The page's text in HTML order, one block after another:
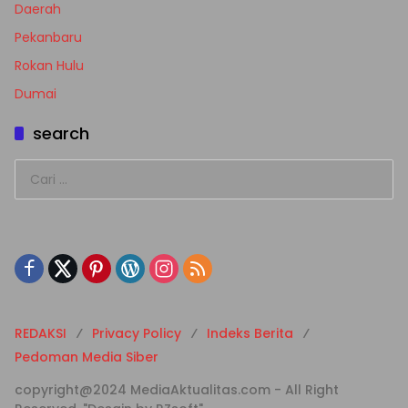
Daerah
Pekanbaru
Rokan Hulu
Dumai
search
untuk:
REDAKSI Privacy Policy
Indeks Berita
Pedoman Media Siber
copyright@2024 MediaAktualitas.com - All Right